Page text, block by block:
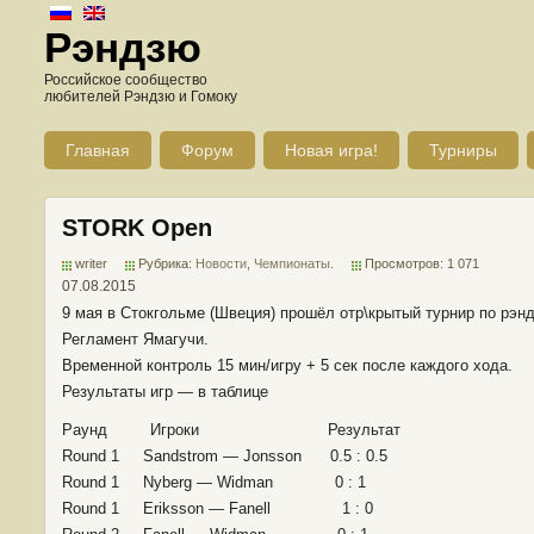
Рэндзю
Российское сообщество
любителей Рэндзю и Гомоку
Главная Форум Новая игра! Турниры
STORK Open
writer Рубрика: Новости Чемпионаты Просмотров: 1 071
07.08.2015
9 мая в Стокгольме (Швеция) прошёл отр\крытый турнир по
Регламент Ямагучи.
Временной контроль 15 мин/игру + 5 сек после каждого хода.
Результаты игр — в таблице
Раунд Игроки Результат
Round 1 Sandstrom — Jonsson 0.5 : 0.5
Round 1 Nyberg — Widman 0 : 1
Round 1 Eriksson — Fanell 1 : 0